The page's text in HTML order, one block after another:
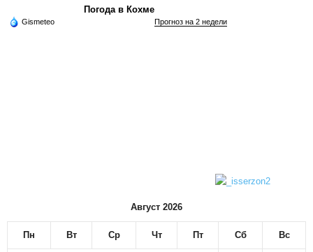
Погода в Кохме
Gismeteo Прогноз на 2 недели
Август 2026
Пн Вт Ср Чт Пт Сб Вс